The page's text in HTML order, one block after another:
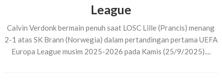
League
Calvin Verdonk bermain penuh saat LOSC Lille (Prancis) menang
2-1 atas SK Brann (Norwegia) dalam pertandingan pertama UEFA
Europa League musim 2025-2026 pada Kamis (25/9/2025)....